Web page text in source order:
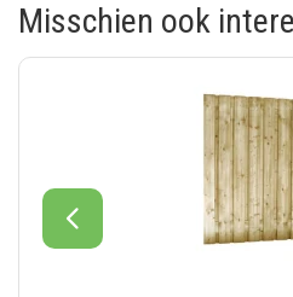
Misschien ook